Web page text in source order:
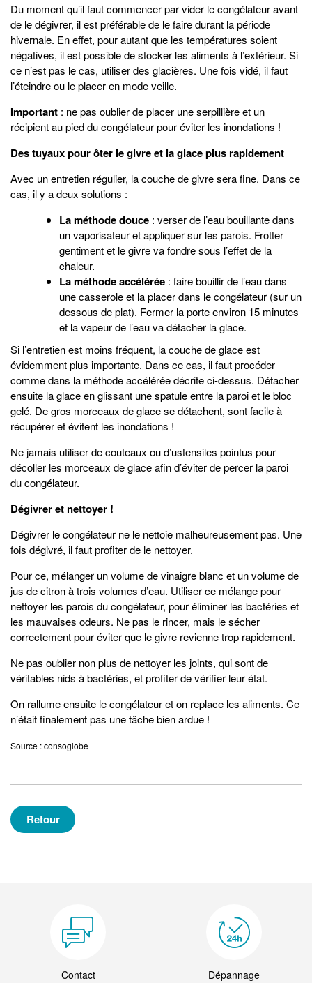
Du moment qu’il faut commencer par vider le congélateur avant
de le dégivrer, il est préférable de le faire durant la période
hivernale. En effet, pour autant que les températures soient
négatives, il est possible de stocker les aliments à l’extérieur. Si
ce n’est pas le cas, utiliser des glacières. Une fois vidé, il faut
l’éteindre ou le placer en mode veille.
Important : ne pas oublier de placer une serpillière et un
récipient au pied du congélateur pour éviter les inondations !
Des tuyaux pour ôter le givre et la glace plus rapidement
Avec un entretien régulier, la couche de givre sera fine. Dans ce
cas, il y a deux solutions :
La méthode douce : verser de l’eau bouillante dans
un vaporisateur et appliquer sur les parois. Frotter
gentiment et le givre va fondre sous l’effet de la
chaleur.
La méthode accélérée : faire bouillir de l’eau dans
une casserole et la placer dans le congélateur (sur un
dessous de plat). Fermer la porte environ 15 minutes
et la vapeur de l’eau va détacher la glace.
Si l’entretien est moins fréquent, la couche de glace est
évidemment plus importante. Dans ce cas, il faut procéder
comme dans la méthode accélérée décrite ci-dessus. Détacher
ensuite la glace en glissant une spatule entre la paroi et le bloc
gelé. De gros morceaux de glace se détachent, sont facile à
récupérer et évitent les inondations !
Ne jamais utiliser de couteaux ou d’ustensiles pointus pour
décoller les morceaux de glace afin d’éviter de percer la paroi
du congélateur.
Dégivrer et nettoyer !
Dégivrer le congélateur ne le nettoie malheureusement pas. Une
fois dégivré, il faut profiter de le nettoyer.
Pour ce, mélanger un volume de vinaigre blanc et un volume de
jus de citron à trois volumes d’eau. Utiliser ce mélange pour
nettoyer les parois du congélateur, pour éliminer les bactéries et
les mauvaises odeurs. Ne pas le rincer, mais le sécher
correctement pour éviter que le givre revienne trop rapidement.
Ne pas oublier non plus de nettoyer les joints, qui sont de
véritables nids à bactéries, et profiter de vérifier leur état.
On rallume ensuite le congélateur et on replace les aliments. Ce
n’était finalement pas une tâche bien ardue !
Source : consoglobe
Retour
Contact Dépannage